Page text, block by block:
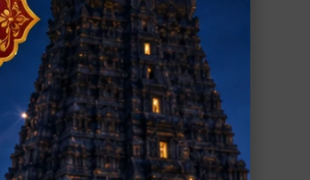
クシャ草製のヨーガ・マット
20,900円(税込)